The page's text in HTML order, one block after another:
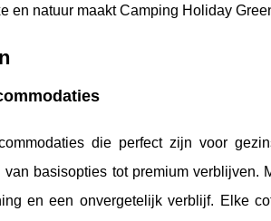
en natuur maakt Camping Holiday
die perfect zijn voor
basisopties tot premium verblijven.
en een onvergetelijk verblijf. Elke